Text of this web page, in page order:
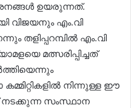
ഉയരുന്നത്.
വിജയനും എം.വി
തളിപ്പറമ്പിൽ എം.വി
മത്സരിപ്പിച്ചത്
കമ്മിറ്റികളിൽ നിന്നുള്ള ഈ
സംസ്ഥാന